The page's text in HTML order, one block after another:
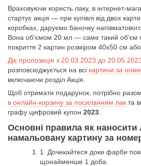
Враховуючи користь лаку, в інтернет-
стартує акція — при купівлі від двох
коробках, даруємо баночку
Вона об’ємом 20 мл — саме такий об’єм
покриття 2 картин розміром 40х50 см
Діє пропозиція з 20.03.2023 до
розповсюджується на всі картини за
включаючи розділ Акція.
Щоб отримати подарунок, потрібно
в онлайн-корзину за посиланням лак та
графу цифровий купон 2023.
Основні правила як наносити
намальовану картину за
1. Дочекайтеся доки фарби
щонайменше 1 доба.